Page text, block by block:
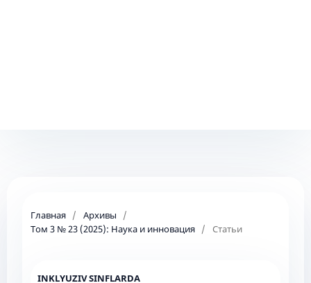
Главная / Архивы
/
Том 3 № 23 (2025): Наука и инновация / Статьи
INKLYUZIV SINFLARDA